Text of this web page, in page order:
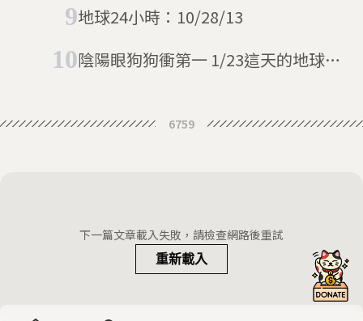
地球24小時：10/28/13
陰陽眼狗狗衝第一 1/23這天的地球24
6759
下一篇文章載入失敗，請檢查網路後重試
重新載入